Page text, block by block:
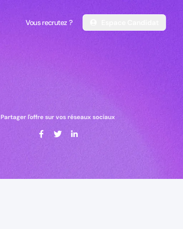
Vous recrutez ?
Vous recrutez ?
Partager l'offre sur vos réseaux sociaux